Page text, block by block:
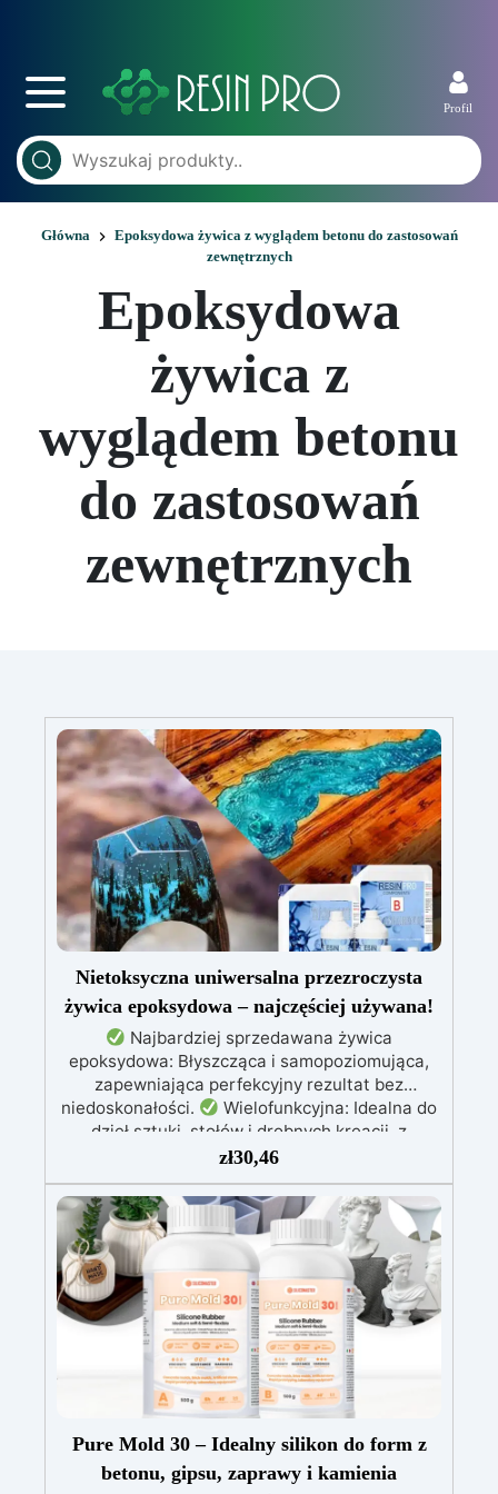
Profil
Główna
Epoksydowa żywica z wyglądem betonu do zastosowań
zewnętrznych
Epoksydowa
żywica z
wyglądem betonu
do zastosowań
zewnętrznych
Nietoksyczna uniwersalna przezroczysta
żywica epoksydowa – najczęściej używana!
Najbardziej sprzedawana żywica
epoksydowa: Błyszcząca i samopoziomująca,
zapewniająca perfekcyjny rezultat bez
niedoskonałości.
Wielofunkcyjna: Idealna do
dzieł sztuki, stołów i drobnych kreacji, z
możliwością wylewania od 1 mm do 2 cm.
Odporna na zarysowania i promieniowanie UV:
Gwarantuje trwałe, intensywne i nienaruszone
prace, które nie żółkną z biegiem czasu.
Niska lepkość i formuła przeciwbąbelkowa: Dla
perfekcyjnych rezultatów, idealna do wlewania
do form i zatapiania.
Certyfikowana jako
bezpieczna po utwardzeniu: Bezpieczna w
kontakcie ze skórą, wolna od BPA i VoC,
zapewniając bezpieczeństwo i wysoką jakość.
zł30,46
Pure Mold 30 – Idealny silikon do form z
betonu, gipsu, zaprawy i kamienia